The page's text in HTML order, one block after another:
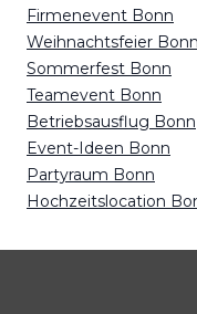
Firmenevent Bonn
Weihnachtsfeier Bonn
Sommerfest Bonn
Teamevent Bonn
Betriebsausflug Bonn
Event-Ideen Bonn
Partyraum Bonn
Hochzeitslocation